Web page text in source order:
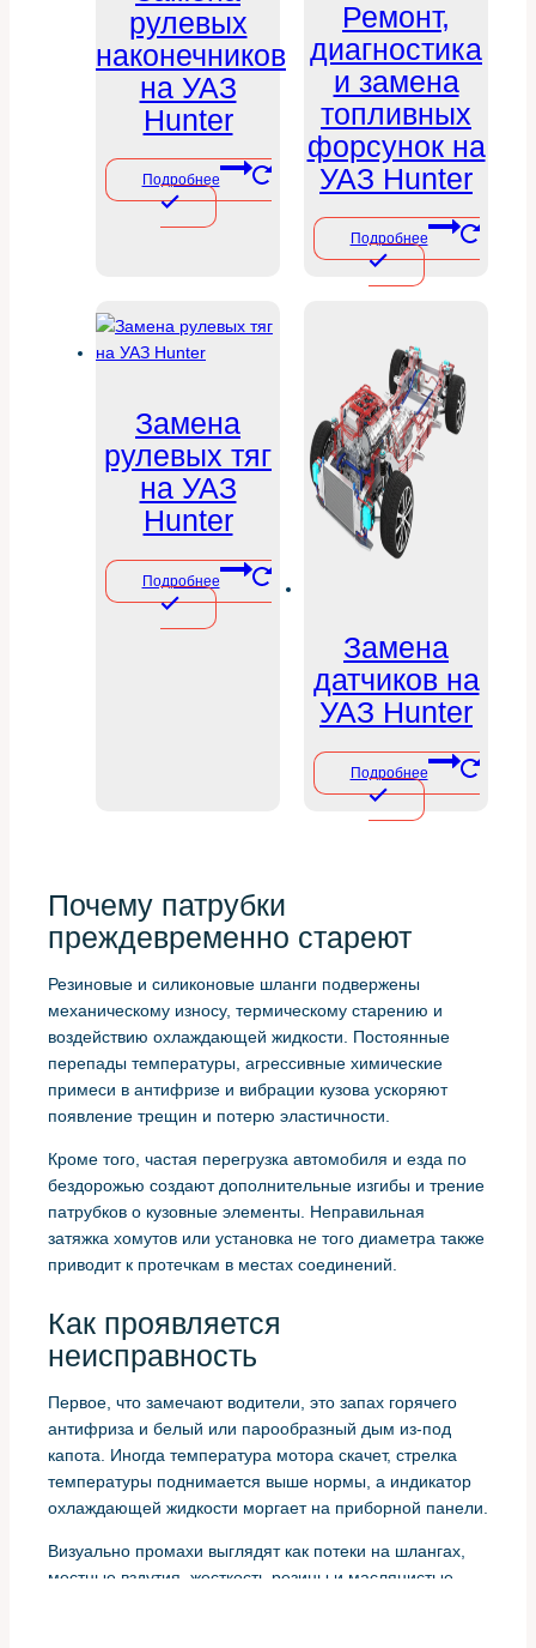
рулевых
наконечников
на УАЗ
Hunter
Подробнее
Ремонт,
диагностика
и замена
топливных
форсунок на
УАЗ Hunter
Подробнее
Замена
рулевых тяг
на УАЗ
Hunter
Подробнее
Замена
датчиков на
УАЗ Hunter
Подробнее
Почему патрубки
преждевременно стареют
Резиновые и силиконовые шланги подвержены
механическому износу, термическому старению и
воздействию охлаждающей жидкости. Постоянные
перепады температуры, агрессивные химические
примеси в антифризе и вибрации кузова ускоряют
появление трещин и потерю эластичности.
Кроме того, частая перегрузка автомобиля и езда по
бездорожью создают дополнительные изгибы и трение
патрубков о кузовные элементы. Неправильная
затяжка хомутов или установка не того диаметра также
приводит к протечкам в местах соединений.
Как проявляется
неисправность
Первое, что замечают водители, это запах горячего
антифриза и белый или парообразный дым из-под
капота. Иногда температура мотора скачет, стрелка
температуры поднимается выше нормы, а индикатор
охлаждающей жидкости моргает на приборной панели.
Визуально промахи выглядят как потеки на шлангах,
местные вздутия, жесткость резины и маслянистые